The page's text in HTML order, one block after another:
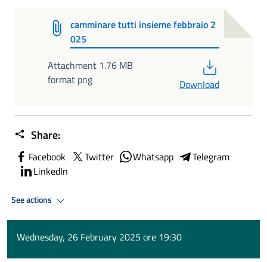
camminare tutti insieme febbraio 2
025
Attachment 1.76 MB
format png
Download
Share:
Facebook Twitter Whatsapp
Telegram
LinkedIn
See actions
Wednesday, 26 February 2025 ore 19:30